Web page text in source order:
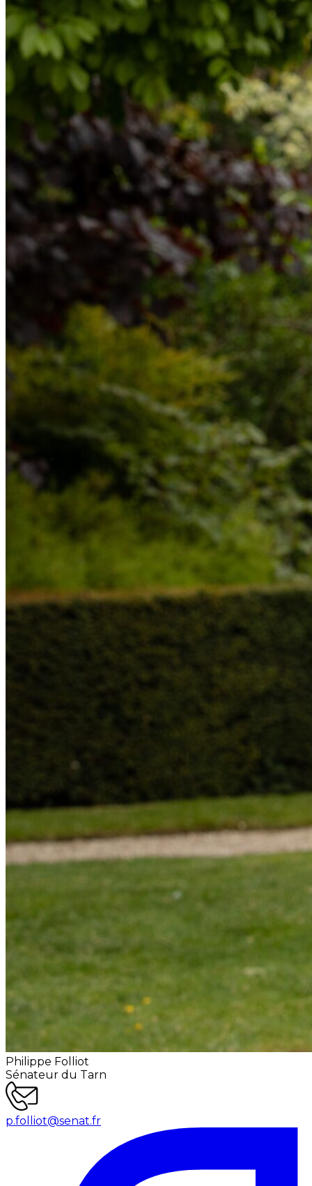
Philippe Folliot
Sénateur du Tarn
p.folliot@senat.fr